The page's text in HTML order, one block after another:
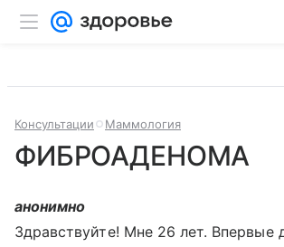
Консультации Маммология
ФИБРОАДЕНОМА
анонимно
Здравствуйте! Мне 26 лет. Впервые